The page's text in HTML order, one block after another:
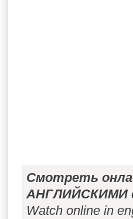
Смотреть
АНГЛИЙСКИМИ
Watch online in